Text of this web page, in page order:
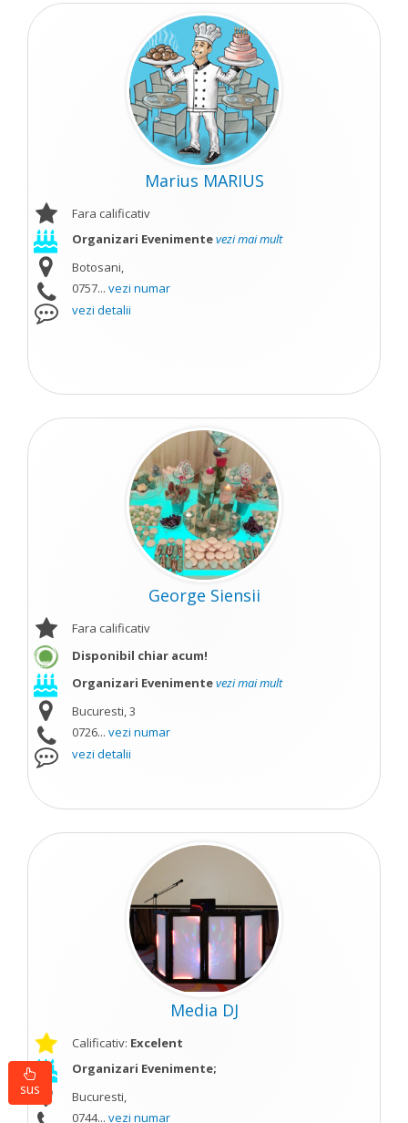
Marius MARIUS
Fara calificativ
Organizari Evenimentevezi mai mult
Botosani,
0757... vezi numar
vezi detalii
George Siensii
Fara calificativ
Disponibil chiar acum!
Organizari Evenimentevezi mai mult
Bucuresti, 3
0726... vezi numar
vezi detalii
Media DJ
Calificativ: Excelent
Organizari Evenimente;
Bucuresti,
0744... vezi numar
sus